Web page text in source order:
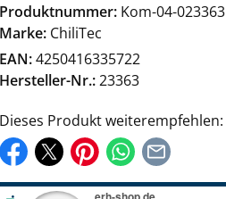
Produktnummer: Kom-04-023363
Marke: ChiliTec
EAN:4250416335722
Hersteller-Nr.:23363
Dieses Produkt weiterempfehlen: